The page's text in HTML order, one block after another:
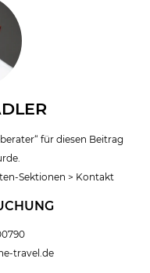
für diesen Beitrag
Sektionen > Kontakt
travel.de